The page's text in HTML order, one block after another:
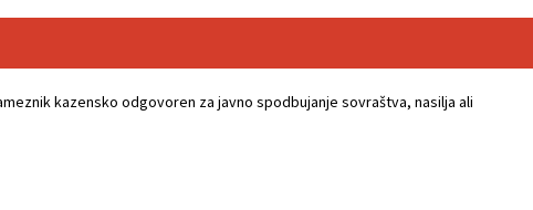
kazensko odgovoren za javno spodbujanje sovraštva, nasilja ali